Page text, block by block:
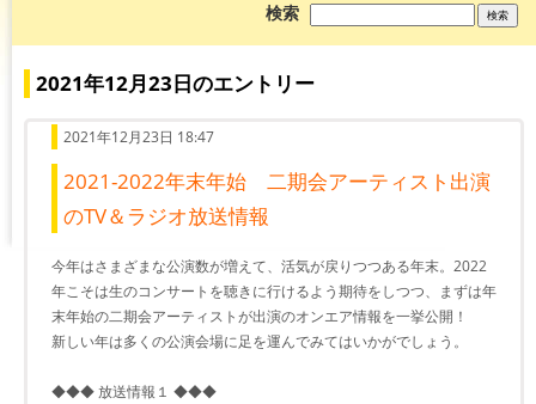
検索
を
索:
2021年12月23日のエントリー
2021年12月23日 18:47
2021-2022年末年始 二期会アーティスト出演
のTV＆ラジオ放送情報
今年はさまざまな公演数が増えて、活気が戻りつつある年末。2022
年こそは生のコンサートを聴きに行けるよう期待をしつつ、まずは年
末年始の二期会アーティストが出演のオンエア情報を一挙公開！
新しい年は多くの公演会場に足を運んでみてはいかがでしょう。
◆◆◆ 放送情報１ ◆◆◆